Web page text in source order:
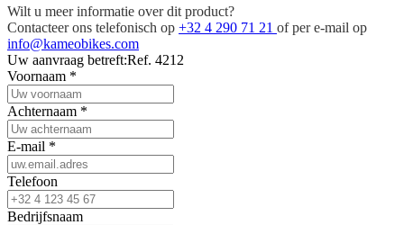
Wilt u meer informatie over dit product?
Contacteer ons telefonisch op +32 4 290 71 21 of per e-mail op
info@kameobikes.com
Uw aanvraag betreft:Ref. 4212
Voornaam *
Achternaam *
E-mail *
Telefoon
Bedrijfsnaam